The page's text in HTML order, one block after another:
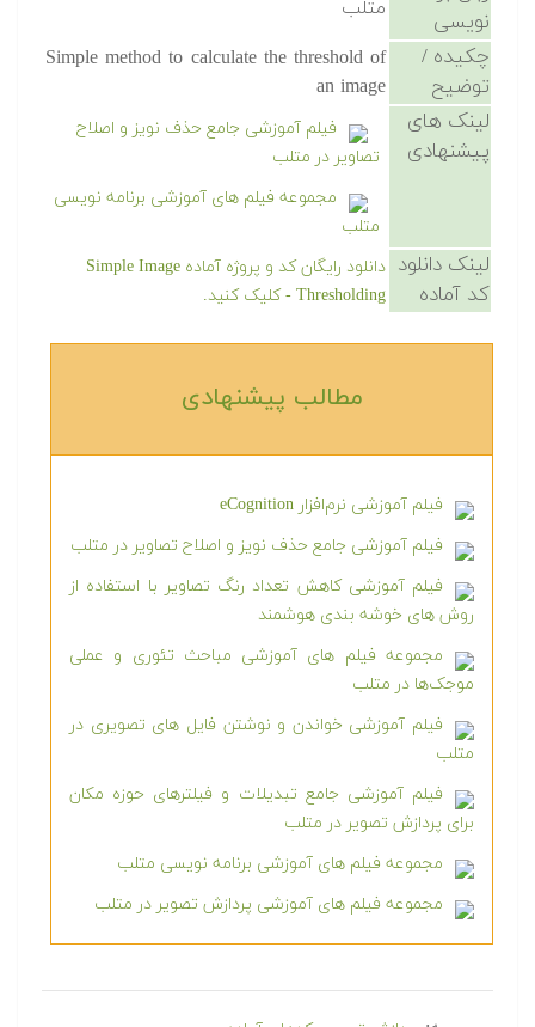
نویسی
متلب
چکیده /
توضیح
Simple method to calculate the threshold of
an image
لینک های
پیشنهادی
فیلم آموزشی جامع حذف نویز و اصلاح
تصاویر در متلب
مجموعه فیلم های آموزشی برنامه نویسی
متلب
لینک دانلود
کد آماده
دانلود رایگان کد و پروژه آماده Simple Image
Thresholding - کلیک کنید.
مطالب پیشنهادی‎
فیلم آموزشی نرم‌افزار eCognition
فیلم آموزشی جامع حذف نویز و اصلاح تصاویر در متلب
فیلم آموزشی کاهش تعداد رنگ تصاویر با استفاده از
روش های خوشه بندی هوشمند
مجموعه فیلم های آموزشی مباحث تئوری و عملی
موجک‌ها در متلب
فیلم آموزشی خواندن و نوشتن فایل های تصویری در
متلب
فیلم آموزشی جامع تبدیلات و فیلترهای حوزه مکان
برای پردازش تصویر در متلب
مجموعه فیلم های آموزشی برنامه نویسی متلب
مجموعه فیلم های آموزشی پردازش تصویر در متلب